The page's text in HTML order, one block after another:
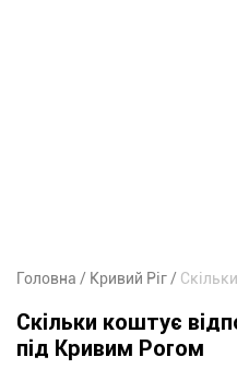
Головна Кривий Ріг
Скільки коштує
під Кривим Рогом